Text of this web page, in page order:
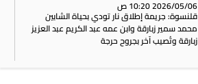
2026/05/06 10:20 ص
قلنسوة: جريمة إطلاق نار تودي بحياة الشابين
محمد سمير زبارقة وابن عمه عبد الكريم عبد العزيز
زبارقة وتُصيب آخر بجروح حرجة